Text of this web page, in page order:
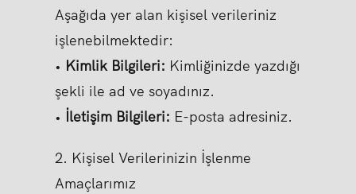
Aşağıda yer alan kişisel verileriniz
işlenebilmektedir:
• Kimlik Bilgileri: Kimliğinizde yazdığı
şekli ile ad ve soyadınız.
• İletişim Bilgileri: E-posta adresiniz.
2. Kişisel Verilerinizin İşlenme
Amaçlarımız